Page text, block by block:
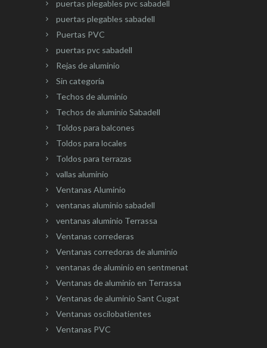
puertas plegables pvc sabadell
puertas plegables sabadell
Puertas PVC
puertas pvc sabadell
Rejas de aluminio
Sin categoría
Techos de aluminio
Techos de aluminio Sabadell
Toldos para balcones
Toldos para locales
Toldos para terrazas
vallas aluminio
Ventanas Aluminio
ventanas aluminio sabadell
ventanas aluminio Terrassa
Ventanas correderas
Ventanas corredoras de aluminio
ventanas de aluminio en sentmenat
Ventanas de aluminio en Terrassa
Ventanas de aluminio Sant Cugat
Ventanas oscilobatientes
Ventanas PVC